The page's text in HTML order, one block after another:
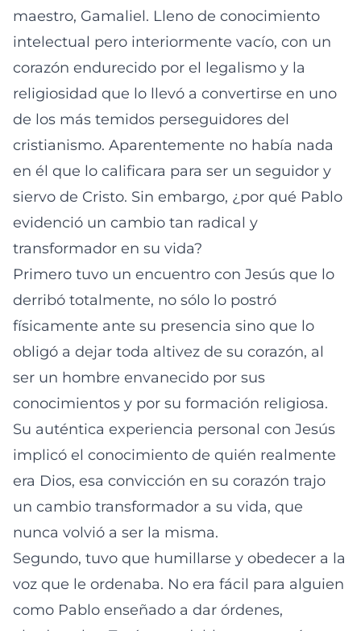
maestro, Gamaliel. Lleno de conocimiento
intelectual pero interiormente vacío, con un
corazón endurecido por el legalismo y la
religiosidad que lo llevó a convertirse en uno
de los más temidos perseguidores del
cristianismo. Aparentemente no había nada
en él que lo calificara para ser un seguidor y
siervo de Cristo. Sin embargo, ¿por qué Pablo
evidenció un cambio tan radical y
transformador en su vida?
Primero tuvo un encuentro con Jesús que lo
derribó totalmente, no sólo lo postró
físicamente ante su presencia sino que lo
obligó a dejar toda altivez de su corazón, al
ser un hombre envanecido por sus
conocimientos y por su formación religiosa.
Su auténtica experiencia personal con Jesús
implicó el conocimiento de quién realmente
era Dios, esa convicción en su corazón trajo
un cambio transformador a su vida, que
nunca volvió a ser la misma.
Segundo, tuvo que humillarse y obedecer a la
voz que le ordenaba. No era fácil para alguien
como Pablo enseñado a dar órdenes,